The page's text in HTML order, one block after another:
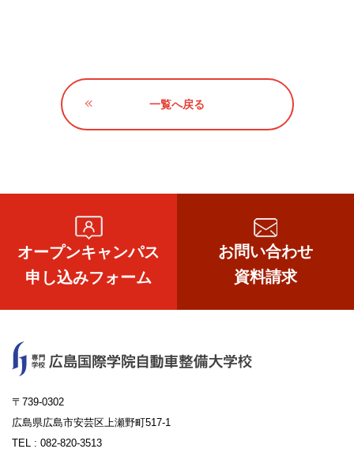
一覧へ戻る
オープンキャンパス
申し込みフォーム
お問い合わせ
資料請求
〒739-0302
広島県広島市安芸区上瀬野町517-1
TEL : 082-820-3513